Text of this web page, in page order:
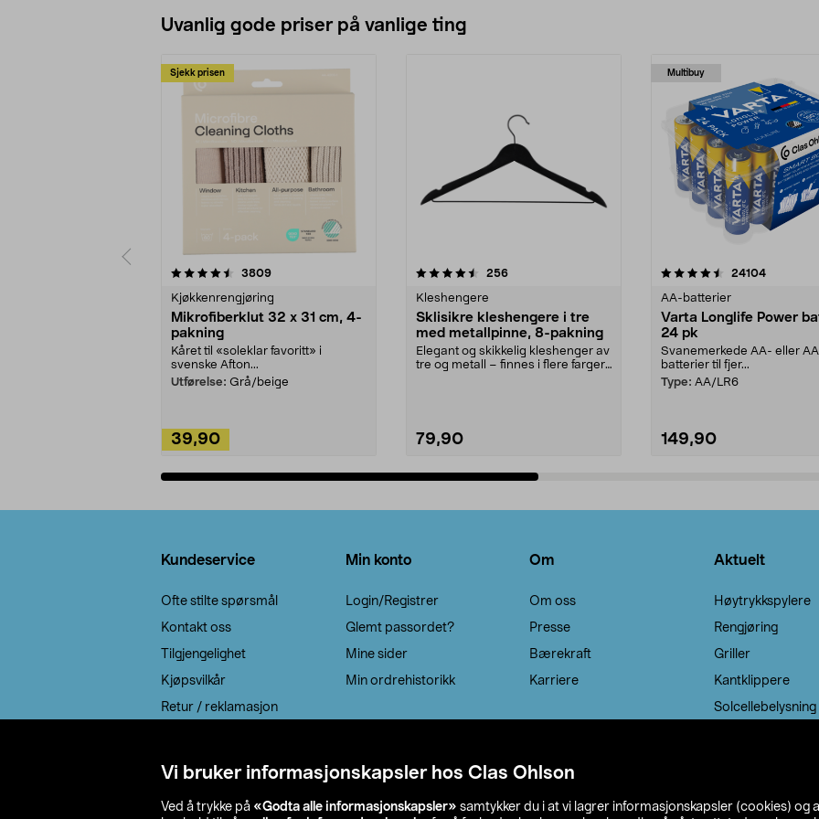
Vi bruker informasjonskapsler hos Clas Ohlson
Ved å trykke på «Godta alle informasjonskapsler» samtykker du i at vi lagrer informasjonskapsler (cookies) og
Uvanlig gode priser på vanlige ting
Sjekk prisen
3809anmeldelser
Kjøkkenrengjøring
Mikrofiberklut 32 x 31 cm, 4-
pakning
Kåret til «soleklar favoritt» i
svenske Afton...
Utførelse: Grå/beige
39,90
4.5av 5 stjerner 256anmeldelser
Kleshengere
Sklisikre kleshengere i tre
med metallpinne, 8-pakning
Elegant og skikkelig kleshenger av
tre og metall – finnes i flere farger.
79,90
Multibuy
4.5av 5 stjerner 24104
AA-batterier
Varta Longlife Power
24 pk
Svanemerkede AA- eller
batterier til fjer...
Type: AA/LR6
149,90
4.5av 5 stjerner
Kundeservice
Ofte stilte spørsmål
Kontakt oss
Tilgjengelighet
Kjøpsvilkår
Retur / reklamasjon
Min konto
Login/Registrer
Glemt passordet?
Mine sider
Min ordrehistorikk
Om
Om oss
Presse
Bærekraft
Karriere
Aktuelt
Høytrykkspylere
Rengjøring
Griller
Kantklippere
Solcellebelysning